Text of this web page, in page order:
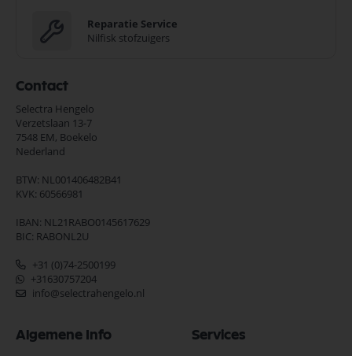
Reparatie Service
Nilfisk stofzuigers
Contact
Selectra Hengelo
Verzetslaan 13-7
7548 EM, Boekelo
Nederland
BTW: NL001406482B41
KVK: 60566981
IBAN: NL21RABO0145617629
BIC: RABONL2U
+31 (0)74-2500199
+31630757204
info@selectrahengelo.nl
Algemene Info Services